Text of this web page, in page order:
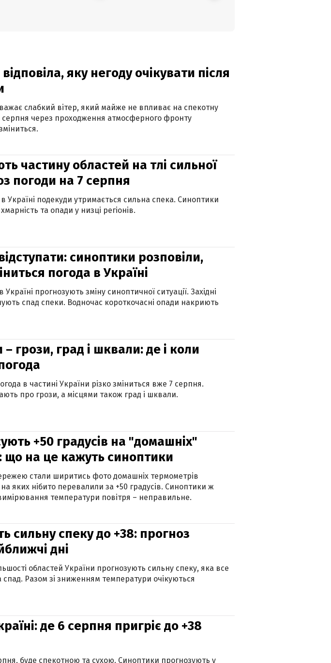
яку негоду очікувати після
слабкий вітер, який майже не впливає на спекотну
серпня через проходження атмосферного фронту
частину областей на тлі сильної
погоди на 7 серпня
Україні подекуди утримається сильна спека. Синоптики
та опади у низці регіонів.
синоптики розповіли,
погода в Україні
прогнозують зміну синоптичної ситуації. Західні
спад спеки. Водночас короткочасні опади накриють
– грози, град і шквали: де і коли
в частині України різко зміниться вже 7 серпня.
про грози, а місцями також град і шквали.
+50 градусів на "домашніх"
що на це кажуть синоптики
стали ширитись фото домашніх термометрів
яких нібито перевалили за +50 градусів. Синоптики ж
температури повітря – неправильне.
сильну спеку до +38: прогноз
дні
областей України прогнозують сильну спеку, яка все
Разом зі зниженням температури очікуються
де 6 серпня пригріє до +38
буде спекотною та сухою. Синоптики прогнозують у